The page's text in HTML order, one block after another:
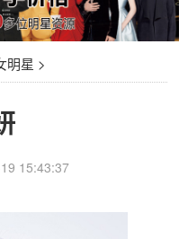
明星 >
15:43:37